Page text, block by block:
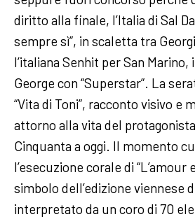
diritto alla finale, l’Italia di Sal
sempre sì”, in scaletta tra
l’italiana Senhit per San Marino,
George con “Superstar”. La
“Vita di Toni”, racconto visivo e
attorno alla vita del
Cinquanta a oggi. Il momento
l’esecuzione corale di “L’amour
simbolo dell’edizione viennese
interpretato da un coro di 70